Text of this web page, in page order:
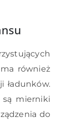
również
ładunków.
mierniki
do